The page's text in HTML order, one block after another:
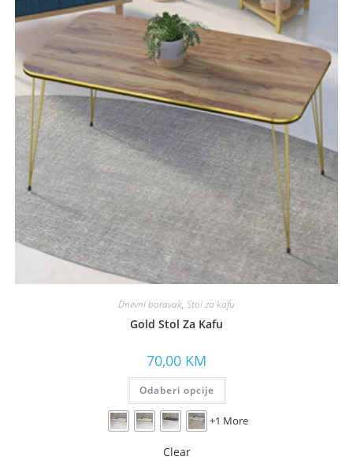
Dnevni boravak, Stol za kafu
Gold Stol Za Kafu
70,00 KM
Odaberi opcije
+1 More
Clear